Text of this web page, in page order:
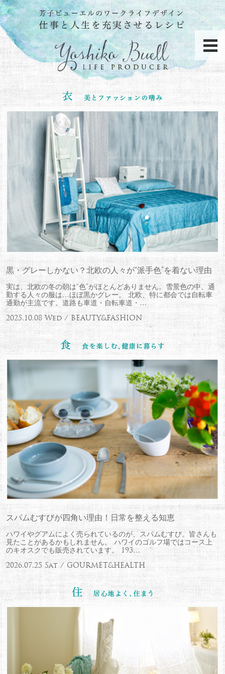
黒・グレーしかない？北欧の人々が“派手色”を着ない理由
実は、北欧の冬の朝は“色”がほとんどありません。雪景色の中、通
勤する人々の服は…ほぼ黒かグレー。 北欧、特に都会では自転車
通勤が主流です。道路も車道・自転車道・…
2025.10.08 Wed / BEAUTY&FASHION
スパムむすびが四角い理由！日常を整える知恵
ハワイやグアムによく売られているのが、スパムむすび。皆さんも
見たことがあるかもしれません。 ハワイのゴルフ場ではコース上
のキオスクでも販売されています。 193…
2026.07.25 Sat / GOURMET&HEALTH